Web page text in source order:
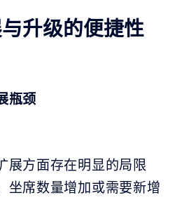
升级的便捷性
瓶颈
展方面存在明显的局限
坐席数量增加或需要新增